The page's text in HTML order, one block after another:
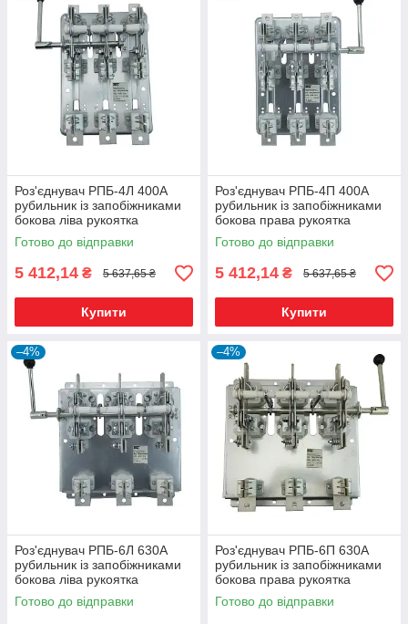
Роз'єднувач РПБ-4Л 400А
рубильник із запобіжниками
бокова ліва рукоятка
Готово до відправки
5 412,14 ₴ 5 637,65 ₴
Купити
Роз'єднувач РПБ-4П 400А
рубильник із запобіжниками
бокова права рукоятка
Готово до відправки
5 412,14 ₴ 5 637,65 ₴
Купити
–4%
Роз'єднувач РПБ-6Л 630А
рубильник із запобіжниками
бокова ліва рукоятка
Готово до відправки
–4%
Роз'єднувач РПБ-6П 630А
рубильник із запобіжниками
бокова права рукоятка
Готово до відправки